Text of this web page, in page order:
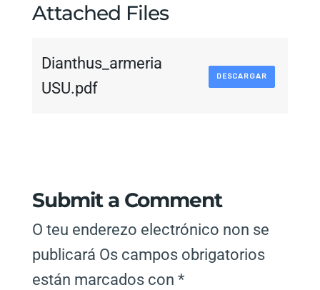
Attached Files
Dianthus_armeria
USU.pdf
DESCARGAR
Submit a Comment
O teu enderezo electrónico non se
publicará Os campos obrigatorios
están marcados con *